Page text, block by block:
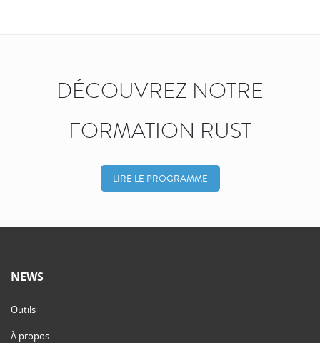
DÉCOUVREZ NOTRE
FORMATION RUST
LIRE LE PROGRAMME
NEWS
Outils
À propos